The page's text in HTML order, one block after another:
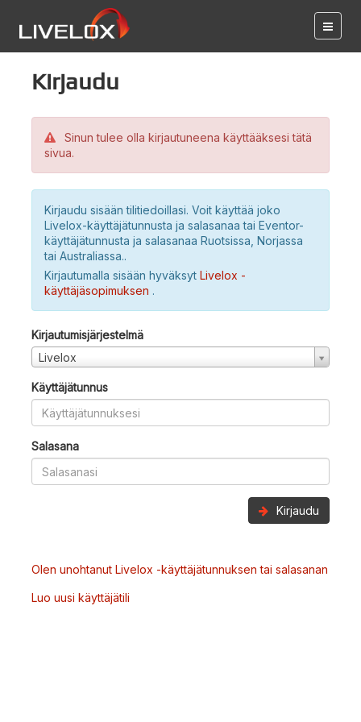
Kirjaudu
Sinun tulee olla kirjautuneena käyttääksesi tätä
sivua.
Kirjaudu sisään tilitiedoillasi. Voit käyttää joko
Livelox-käyttäjätunnusta ja salasanaa tai Eventor-
käyttäjätunnusta ja salasanaa Ruotsissa, Norjassa
tai Australiassa..
Kirjautumalla sisään hyväksyt Livelox -
käyttäjäsopimuksen .
Kirjautumisjärjestelmä
Livelox
Käyttäjätunnus
Salasana
Kirjaudu
Olen unohtanut Livelox -käyttäjätunnuksen tai salasanan
Luo uusi käyttäjätili